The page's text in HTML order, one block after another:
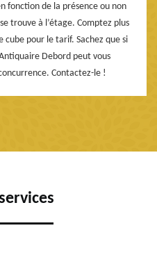
fonction de la présence ou non
trouve à l’étage. Comptez plus
cube pour le tarif. Sachez que si
Debord peut vous
Contactez-le !